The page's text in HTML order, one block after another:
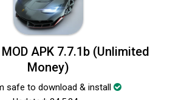
APK 7.7.1b (Unlimited
Money)
safe to download & install